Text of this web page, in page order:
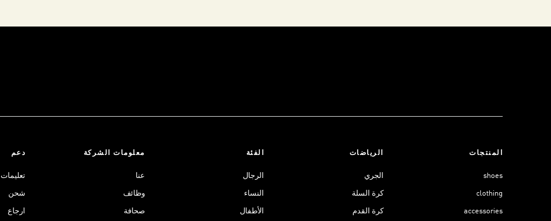
المنتجات
shoes
clothing
accessories
الرياضات
الجري
كرة السلة
كرة القدم
الفئة
الرجال
النساء
الأطفال
معلومات الشركة
عنا
وظائف
صحافة
دعم
تعليمات
شحن
ارجاع